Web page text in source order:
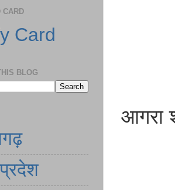
आगरा
CARD
Card
BLOG